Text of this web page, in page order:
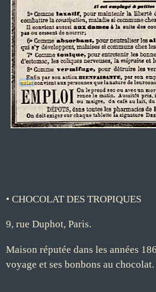
• CHOCOLAT DES TROPIQUES
9, rue Duphot, Paris.
Maison réputée dans les années
voyage et ses bonbons au chocolat.